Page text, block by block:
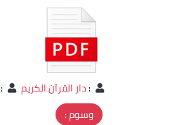
:دار القرآن الكريم :
وسوم :